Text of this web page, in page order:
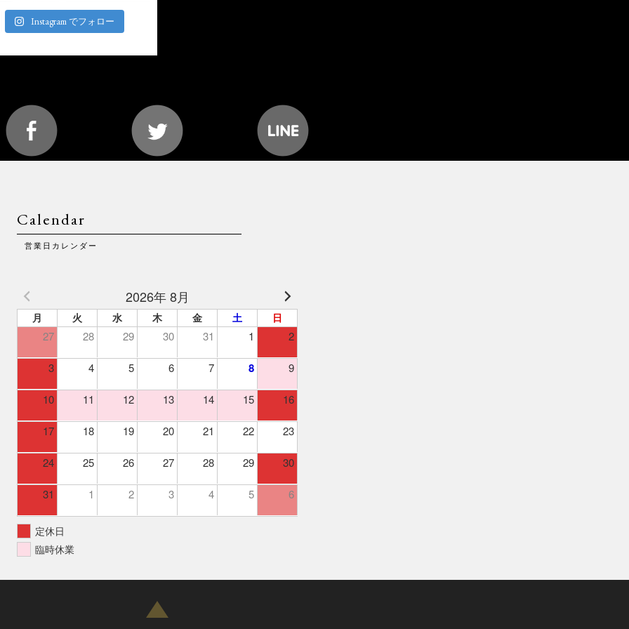
Instagram でフォロー
Calendar
営業日カレンダー
2026年 8月
月 火 水 木 金 土 日
27 28 29 30 31 1 2
3 4 5 6 7 8 9
10 11 12 13 14 15 16
17 18 19 20 21 22 23
24 25 26 27 28 29 30
31 1 2 3 4 5 6
定休日
臨時休業